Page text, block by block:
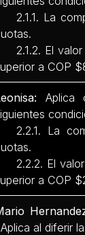
2.1.1. La
2.1.2. El valor
a COP
Aplica
2.2.1. La
2.2.2. El valor
a COP
Aplica al diferir